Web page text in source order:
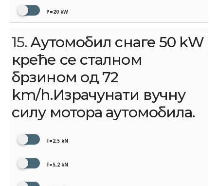
P=20 kW
15.Аутомобил снаге 50 kW
креће се сталном
брзином од 72
km/h.Израчунати вучну
силу мотора аутомобила.
F=2,5 kN
F=5,2 kN